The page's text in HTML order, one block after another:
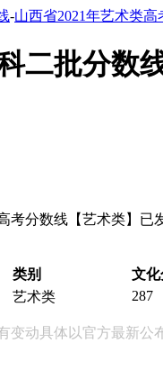
-山西省2021年艺术类
二批分数
考分数线【艺术类】
类别 文
艺术类 287
动具体以官方最新公